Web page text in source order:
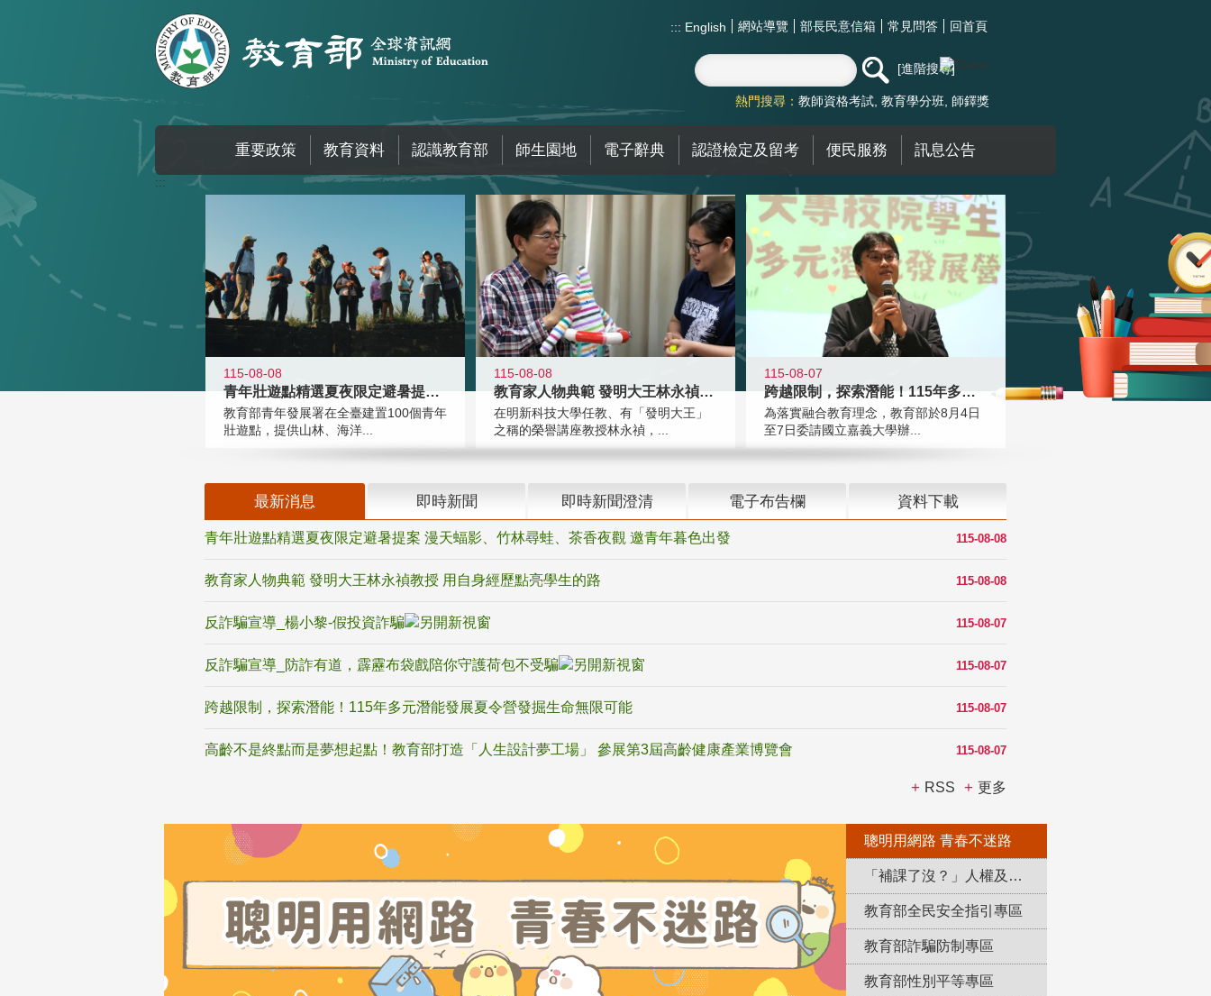
::: English 網站導覽 部長民意信箱 常見問答 回首頁
進階搜尋
熱門搜尋： 教師資格考試 教育學分班 師鐸獎
重要政策 教育資料 認識教育部 師生園地 電子辭典 認證檢定及留考 便民服務 訊息公告
:::
115-08-08
青年壯遊點精選夏夜限定避暑提案 漫
教育部青年發展署在全臺建置100個青年
壯遊點，提供山林、海洋...
115-08-08
教育家人物典範 發明大王林永禎教授
在明新科技大學任教、有「發明大王」
之稱的榮譽講座教授林永禎，...
115-08-07
跨越限制，探索潛能！115年多元潛
為落實融合教育理念，教育部於8月4日
至7日委請國立嘉義大學辦...
最新消息 即時新聞 即時新聞澄清 電子布告欄 資料下載
115-08-08
青年壯遊點精選夏夜限定避暑提案 漫天蝠影、竹林尋蛙、茶香夜觀 邀青年暮色出發
115-08-08
教育家人物典範 發明大王林永禎教授 用自身經歷點亮學生的路
115-08-07
反詐騙宣導_楊小黎-假投資詐騙
115-08-07
反詐騙宣導_防詐有道，霹靂布袋戲陪你守護荷包不受騙
115-08-07
跨越限制，探索潛能！115年多元潛能發展夏令營發掘生命無限可能
115-08-07
高齡不是終點而是夢想起點！教育部打造「人生設計夢工場」 參展第3屆高齡健康產業博覽會
RSS 更多
聰明用網路 青春不迷路
「補課了沒？」人權及轉型正義教育專區
教育部全民安全指引專區
教育部詐騙防制專區
教育部性別平等專區